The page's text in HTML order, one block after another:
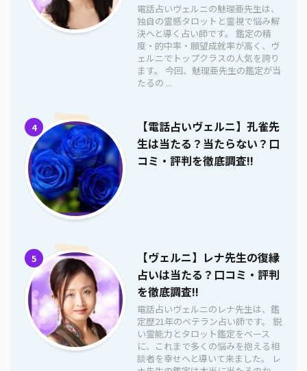
電話占いヴェルニの魅理亜先生は、
独自の霊感タロットと霊視で悩み解
決へと導く占い師です。 鑑定の精
度・的中率・願望成就率が高く、ヴ
ェルニでトップクラスの人気を誇り
ます。 今回、魅理亜先生の鑑定が当
たるの ...
4
【電話占いヴェルニ】孔雀先
生は当たる？当たらない？口
コミ・評判を徹底調査!!
5
【ヴェルニ】レナ先生の復縁
占いは当たる？口コミ・評判
を徹底調査!!
電話占いヴェルニのレナ先生は、鑑
定歴21年のベテラン占い師です。 鋭
い霊能力とタロット鑑定をベース
に、これまで多くの悩みを抱える相
談者を幸せへと導いて来ました。 レ